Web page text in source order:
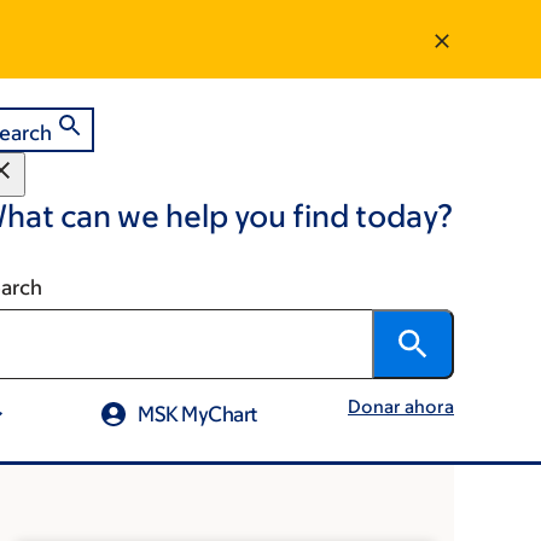
can we help you find today?
MSK MyChart Donar ahora